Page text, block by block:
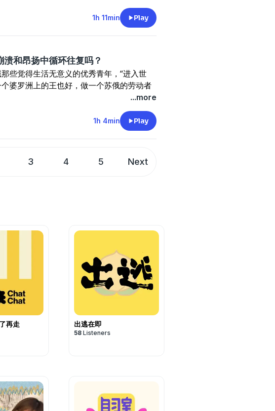
宿舍，大家有任何故事、观点、建议，无
都可以在这里分享和诉说。
听友群，入住我们的女生宿舍，一起共享
故事，祝你一切顺利，我们在这儿陪你
四个平均年龄35岁的女性好友在万宁合租
逃离城市来到这座海边乌托邦，在这里冲
主播无论身在何处，都希望每周能和大家
宿舍，大家有任何故事、观点、建议，无
听友群，入住我们的女生宿舍，一起共享
够有时间重新理解很多词语。
一切都来得及。
人生常态，四十岁早已懂得这个道理。
@Yoyo
@姥爷
题的@依侬
四个平均年龄35岁的女性好友在万宁合租
逃离城市来到这座海边乌托邦，在这里冲
主播无论身在何处，都希望每周能和大家
全放松下来做自己的安全堡垒。
听友群，入住我们的女生宿舍，一起共享
确实美丽。
鸡肋有人觉得真香？
底解放双手
凹造型神器！
人问过的房间装饰画。
墨菲斯艺术家居：租房改造秘密武器。
再也不担心门禁卡会丢了.
，白皮当然更点睛！
四个平均年龄35岁的女性好友在万宁合租
逃离城市来到这座海边乌托邦，在这里冲
位主播无论身在何处，都希望每周能和大家
宿舍，大家有任何故事、观点、建议，无
都可以在这里分享和诉说。
全放松下来做自己的安全堡垒。
听友群，入住我们的女生宿舍，一起共享
1h 11min Play
和昂扬中循环往复吗？
些觉得生活无意义的优秀青年，“进入世
婆罗洲上的王也好，做一个苏俄的劳动者
级的生理需求几乎占据你的全部的精力。”
体会到了那些只面对生活的磋磨的崩溃之
早，还有些前情被剪辑师忍痛剪掉，希望找
作到达了新的高潮，但其中的崩溃难以在一
，也不能和猪侨存在日本银行却怎么也拿
举，但比兴奋先来的是崩溃。
父母和赡养老人（这里眼泪预警）
，从美貌羞耻中支棱起来。
主播无论身在何处，都希望每周能和大家
宿舍，大家有任何故事、观点、建议，无
...more
1h 4min Play
3 4 5 Next
再走 出逃在即
58 Listeners